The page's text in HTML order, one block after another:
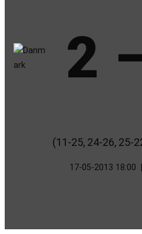
2
(11-25, 24-26, 25-
17-05-2013 18:00